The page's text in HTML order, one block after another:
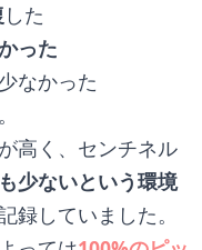
した
った
なかった
高く、センチネル
少ないという環境
録していました。